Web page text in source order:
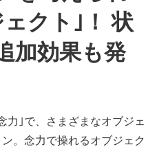
クト｣！ 状
加効果も発
力｣で、さまざまなオブジェ
。念力で操れるオブジェク